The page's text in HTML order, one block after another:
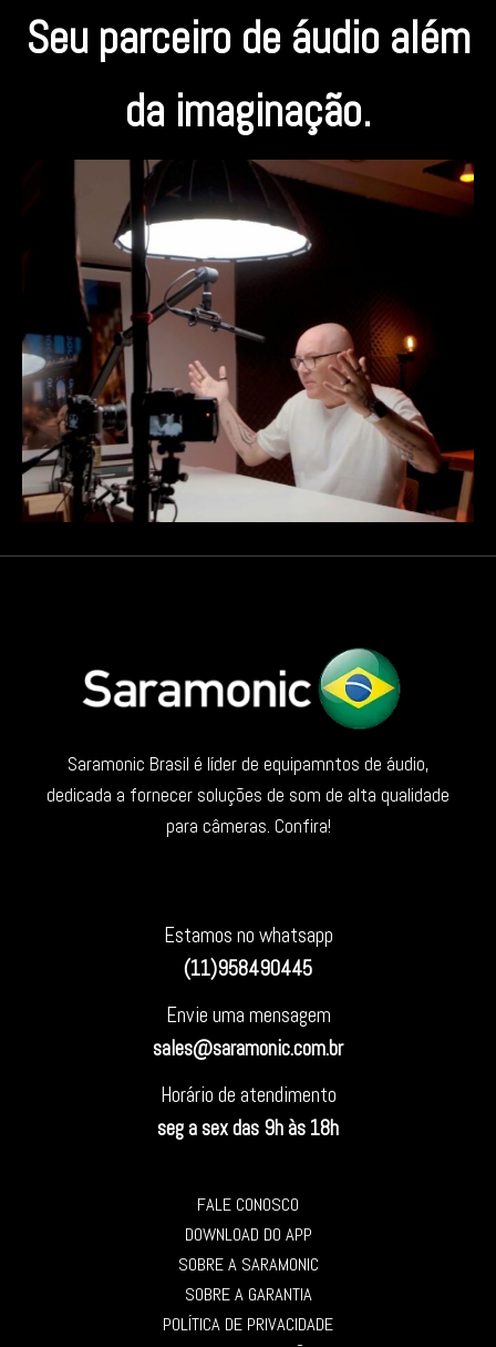
Seu parceiro de áudio além
da imaginação.
Saramonic Brasil é líder de equipamntos de áudio,
dedicada a fornecer soluções de som de alta qualidade
para câmeras. Confira!
Estamos no whatsapp
(11)958490445
Envie uma mensagem
sales@saramonic.com.br
Horário de atendimento
seg a sex das 9h às 18h
FALE CONOSCO
DOWNLOAD DO APP
SOBRE A SARAMONIC
SOBRE A GARANTIA
POLÍTICA DE PRIVACIDADE